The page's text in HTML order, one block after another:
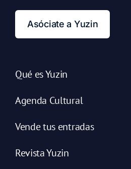
Asóciate a Yuzin
Qué es Yuzin
Agenda Cultural
Vende tus entradas
Revista Yuzin